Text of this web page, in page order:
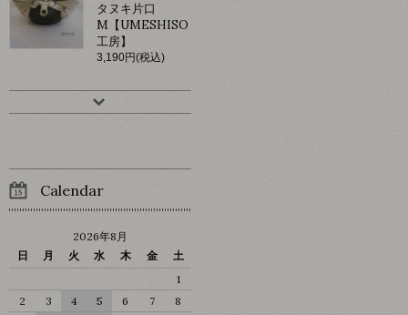
タヌキ片口
M【UMESHISO
工房】
3,190円(税込)
Calendar
2026年8月
日
月 火 水 木 金
土
1
2
3 4 5 6 7
8